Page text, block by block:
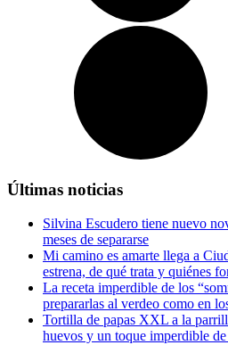
Últimas noticias
Silvina Escudero tiene nuevo
meses de separarse
Mi camino es amarte llega a
estrena, de qué trata y quiénes
La receta imperdible de los
prepararlas al verdeo como en
Tortilla de papas XXL a la
huevos y un toque imperdible